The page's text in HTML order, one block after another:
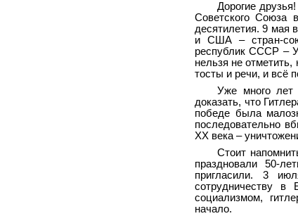
Дорогие
Советского Союза
десятилетия. 9 мая
и США – стран-
республик СССР –
нельзя не
тосты и речи, и всё
Уже много лет
доказать, что
победе была
последовательно
ХХ века –
Стоит
праздновали 50-
пригласили. 3
сотрудничеству
социализмом,
начало.